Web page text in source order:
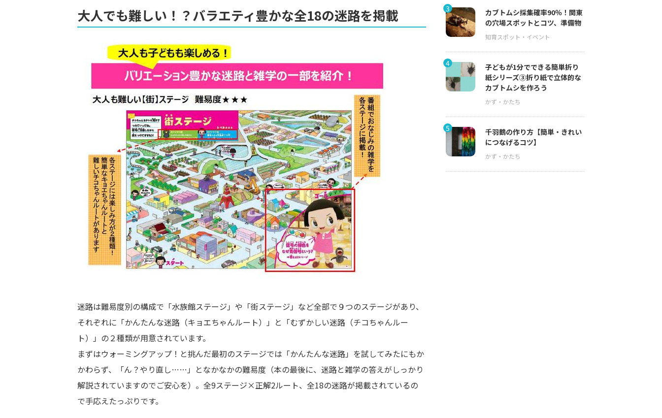
大人でも難しい！？バラエティ豊かな全18の迷路を掲載
迷路は難易度別の構成で「水族館ステージ」や「街ステージ」など全部で９つのステージがあり、
それぞれに「かんたんな迷路（キョエちゃんルート）」と「むずかしい迷路（チコちゃんルー
ト）」の２種類が用意されています。
まずはウォーミングアップ！と挑んだ最初のステージでは「かんたんな迷路」を試してみたにもか
かわらず、「ん？やり直し……」となかなかの難易度（本の最後に、迷路と雑学の答えがしっかり
解説されていますのでご安心を）。全9ステージ×正解2ルート、全18の迷路が掲載されているの
で手応えたっぷりです。
3
カブトムシ採集確率90％！関東
の穴場スポットとコツ、準備物
4
子どもが1分でできる簡単折り
紙シリーズ③折り紙で立体的な
カブトムシを作ろう
5
千羽鶴の作り方【簡単・きれい
につなげるコツ】